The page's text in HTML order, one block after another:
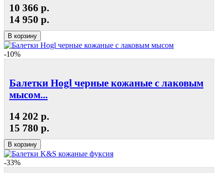
10 366 р.
14 950 р.
В корзину
-10%
Балетки Hogl черные кожаные с лаковым
мысом...
14 202 р.
15 780 р.
В корзину
-33%